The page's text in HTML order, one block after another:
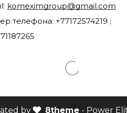
komeximgroup@gmail.com
телефона: +77172574219 ;
by 8theme - Power